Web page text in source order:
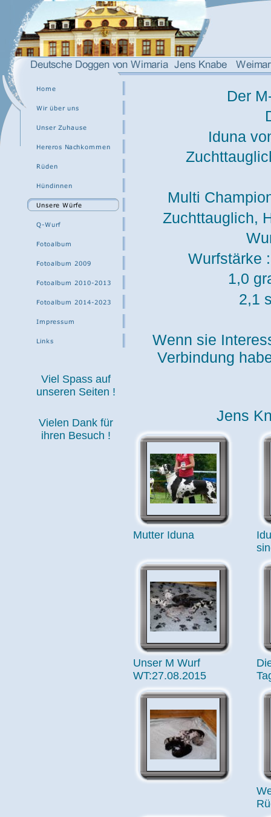
Viel Spass auf
unseren Seiten !
Vielen Dank für
ihren Besuch !
Der
Iduna
Multi
Zuchttauglich,
Wurfstärke
1,0
2,1
Wenn sie
Verbindung
Jens
Mutter Iduna
Unser M Wurf
WT:27.08.2015